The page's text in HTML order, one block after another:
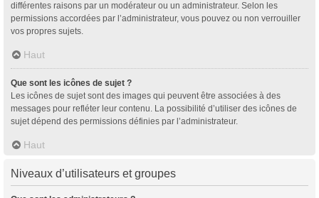
différentes raisons par un modérateur ou un administrateur. Selon les
permissions accordées par l’administrateur, vous pouvez ou non verrouiller
vos propres sujets.
Haut
Que sont les icônes de sujet ?
Les icônes de sujet sont des images qui peuvent être associées à des
messages pour refléter leur contenu. La possibilité d’utiliser des icônes de
sujet dépend des permissions définies par l’administrateur.
Haut
Niveaux d’utilisateurs et groupes